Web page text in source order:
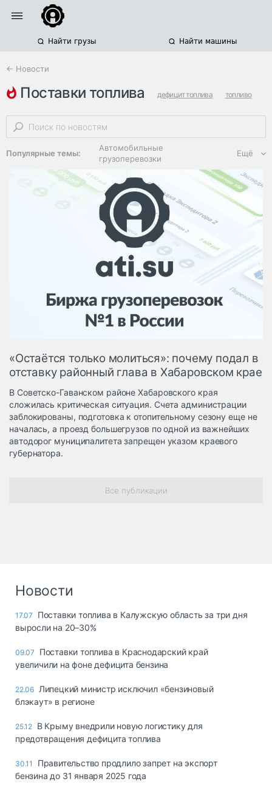
Найти грузы Найти машины
← Новости
поставки топлива дефицит топлива топливо
крым
Популярные темы:
Автомобильные
грузоперевозки
Региональная
логистика
ЭДО, ИТ в
логистике
Дороги,
инфраструктура
Логистика, грузы
Негабаритные и
опасные грузы
Безопасность и
Таможня и ВЭД
грузовые
терминалы
Коммерческий
транспорт
запчасти, шины
Ещё
«Остаётся только молиться»: почему подал в
отставку районный глава в Хабаровском крае
В Советско-Гаванском районе Хабаровского края
сложилась критическая ситуация. Счета администрации
заблокированы, подготовка к отопительному сезону еще не
началась, а проезд большегрузов по одной из важнейших
автодорог муниципалитета запрещен указом краевого
губернатора.
Все публикации
Новости
17.07
Поставки топлива в Калужскую область за три дня
выросли на 20–30%
09.07
Поставки топлива в Краснодарский край
увеличили на фоне дефицита бензина
22.06 Липецкий министр исключил «бензиновый
блэкаут» в регионе
25.12 В Крыму внедрили новую логистику для
предотвращения дефицита топлива
30.11
Правительство продлило запрет на экспорт
бензина до 31 января 2025 года